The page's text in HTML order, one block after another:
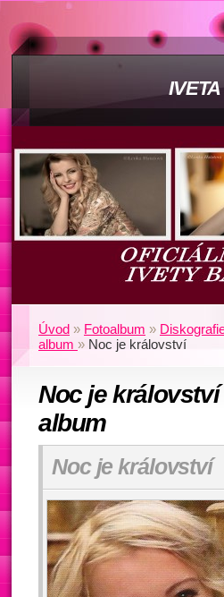
Úvod » Fotoalbum »
album » Noc je království
Noc je království
album
Noc je království